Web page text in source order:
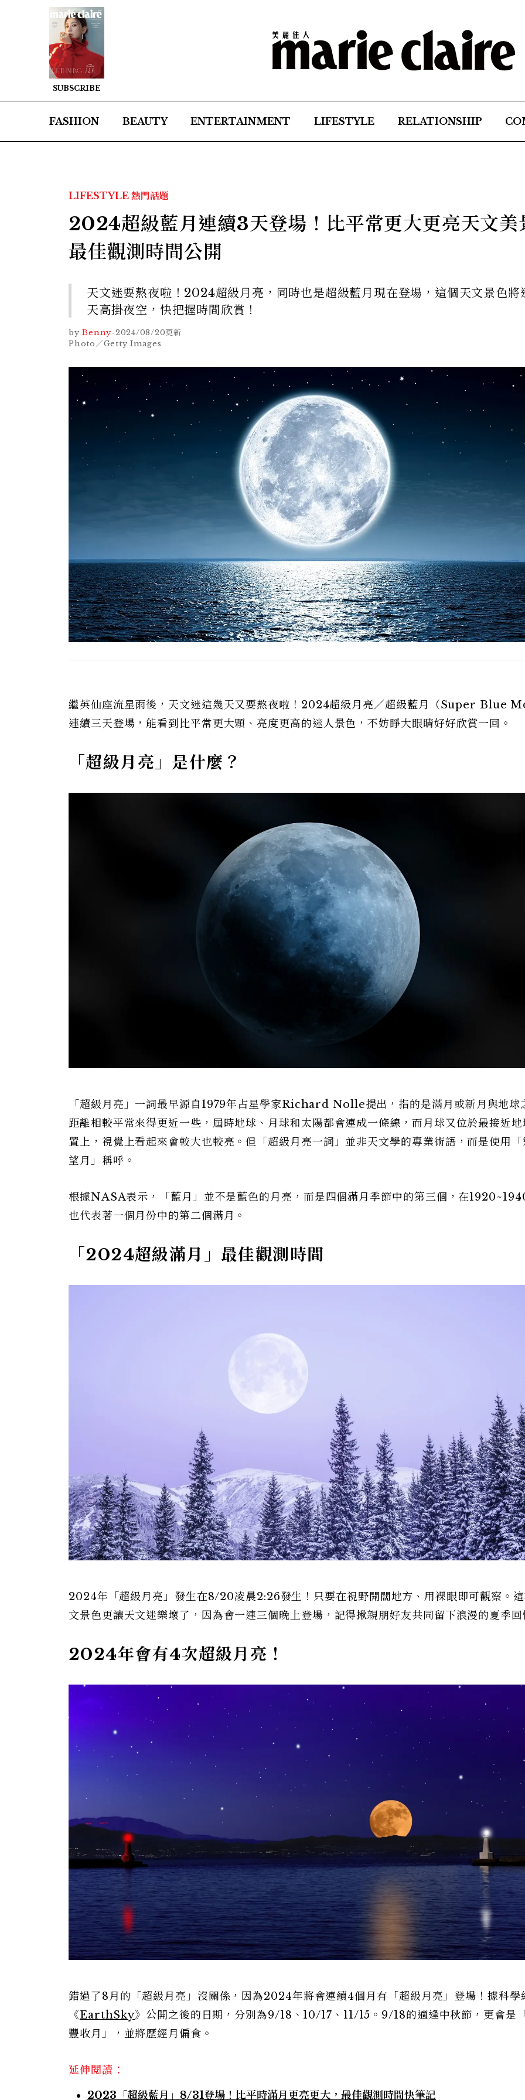
SUBSCRIBE
FASHION BEAUTY ENTERTAINMENT LIFESTYLE RELATIONSHIP
LIFESTYLE 熱門話題
2024超級藍月連續3天登場！比平常更大更亮天文美
最佳觀測時間公開
天文迷要熬夜啦！2024超級月亮，同時也是超級藍月現在登場，這個天文景色將
天高掛夜空，快把握時間欣賞！
by Benny-2024/08/20更新
Photo／Getty Images
繼英仙座流星雨後，天文迷這幾天又要熬夜啦！2024超級月亮／超級藍月（Super Blue
連續三天登場，能看到比平常更大顆、亮度更高的迷人景色，不妨睜大眼睛好好欣賞一回。
「超級月亮」是什麼？
「超級月亮」一詞最早源自1979年占星學家Richard Nolle提出，指的是滿月或新月與地球
距離相較平常來得更近一些，屆時地球、月球和太陽都會連成一條線，而月球又位於最接近
置上，視覺上看起來會較大也較亮。但「超級月亮一詞」並非天文學的專業術語，而是使用
望月」稱呼。
根據NASA表示，「藍月」並不是藍色的月亮，而是四個滿月季節中的第三個，在
也代表著一個月份中的第二個滿月。
「2024超級滿月」最佳觀測時間
2024年「超級月亮」發生在8/20凌晨2:26發生！只要在視野開闊地方、用裸眼即可觀察。
文景色更讓天文迷樂壞了，因為會一連三個晚上登場，記得揪親朋好友共同留下浪漫的夏季
2024年會有4次超級月亮！
錯過了8月的「超級月亮」沒關係，因為2024年將會連續4個月有「超級月亮」登場！據科學
《EarthSky》公開之後的日期，分別為9/18、10/17、11/15。9/18的適逢中秋節，更會是
豐收月」，並將歷經月偏食。
延伸閱讀：
2023「超級藍月」8/31登場！比平時滿月更亮更大，最佳觀測時間快筆記